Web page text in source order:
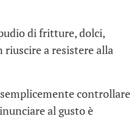
di fritture, dolci,
riuscire a resistere alla
controllare
al gusto è